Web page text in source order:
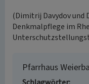
(Dimitrij Davydov und
Denkmalpflege im
Pfarrhaus